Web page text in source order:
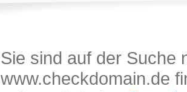
Sie sind auf der Suche
www.checkdomain.de